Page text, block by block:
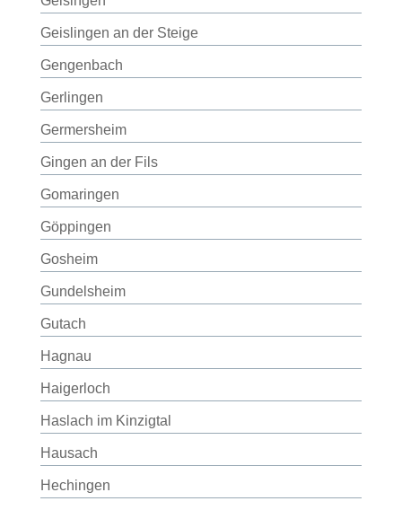
Geislingen an der Steige
Gengenbach
Gerlingen
Germersheim
Gingen an der Fils
Gomaringen
Göppingen
Gosheim
Gundelsheim
Gutach
Hagnau
Haigerloch
Haslach im Kinzigtal
Hausach
Hechingen